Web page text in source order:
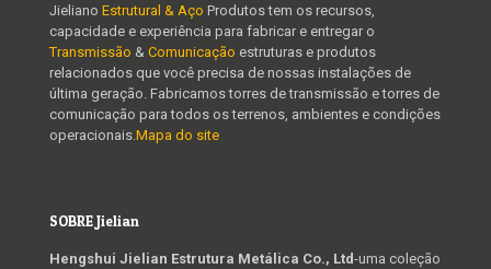
Jieliano Estrutural & Aço Produtos tem os recursos,
capacidade e experiência para fabricar e entregar o
Transmissão & Comunicação estruturas e produtos
relacionados que você precisa de nossas instalações de
última geração. Fabricamos torres de transmissão e torres de
comunicação para todos os terrenos, ambientes e condições
operacionais.Mapa do site
SOBRE Jielian
Hengshui Jielian Estrutura Metálica Co., Ltd-uma coleção